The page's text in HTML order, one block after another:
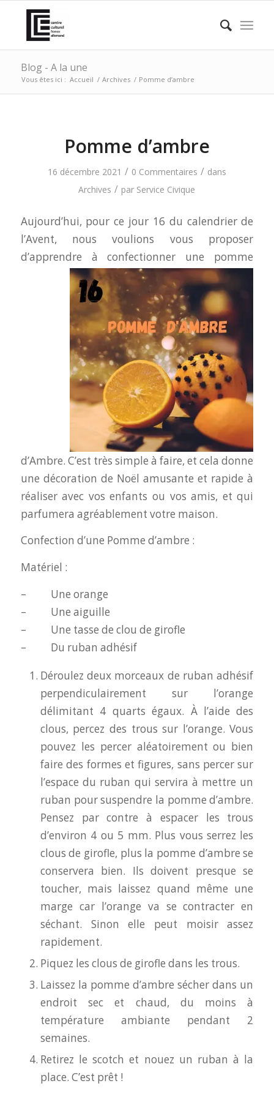
Blog - A la une
Vous êtes ici : Accueil / Archives / Pomme d’ambre
Pomme d’ambre
16 décembre 2021 / 0 Commentaires / dans
Archives / par Service Civique
Aujourd’hui, pour ce jour 16 du calendrier de
l’Avent, nous voulions vous proposer
d’apprendre à confectionner une pomme
d’Ambre. C’est très simple à faire, et cela donne
une décoration de Noël amusante et rapide à
réaliser avec vos enfants ou vos amis, et qui
parfumera agréablement votre maison.
Confection d’une Pomme d’ambre :
Matériel :
– Une orange
– Une aiguille
– Une tasse de clou de girofle
– Du ruban adhésif
Déroulez deux morceaux de ruban adhésif
perpendiculairement sur l’orange
délimitant 4 quarts égaux. À l’aide des
clous, percez des trous sur l’orange. Vous
pouvez les percer aléatoirement ou bien
faire des formes et figures, sans percer sur
l’espace du ruban qui servira à mettre un
ruban pour suspendre la pomme d’ambre.
Pensez par contre à espacer les trous
d’environ 4 ou 5 mm. Plus vous serrez les
clous de girofle, plus la pomme d’ambre se
conservera bien. Ils doivent presque se
toucher, mais laissez quand même une
marge car l’orange va se contracter en
séchant. Sinon elle peut moisir assez
rapidement.
Piquez les clous de girofle dans les trous.
Laissez la pomme d’ambre sécher dans un
endroit sec et chaud, du moins à
température ambiante pendant 2
semaines.
Retirez le scotch et nouez un ruban à la
place. C’est prêt !